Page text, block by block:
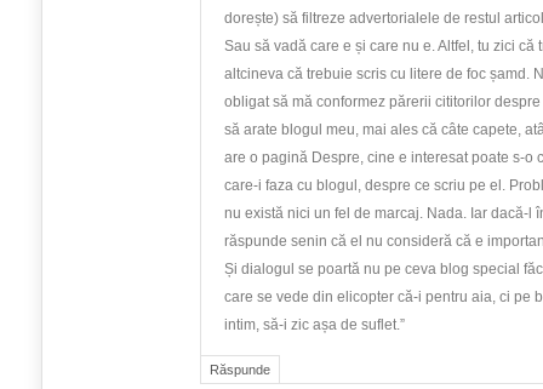
Răspunde
dorește) să filtreze advertorialele de restul
Sau să vadă care e și care nu e. Altfel, tu zici că
altcineva că trebuie scris cu litere de foc șamd.
obligat să mă conformez părerii cititorilor
să arate blogul meu, mai ales că câte capete,
are o pagină Despre, cine e interesat poate s-o
care-i faza cu blogul, despre ce scriu pe el.
nu există nici un fel de marcaj. Nada. Iar dacă-l
răspunde senin că el nu consideră că e
Și dialogul se poartă nu pe ceva blog special
care se vede din elicopter că-i pentru aia, ci pe
intim, să-i zic așa de suflet.”